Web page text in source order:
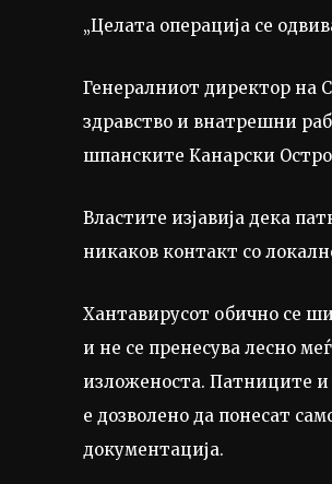
„Целата операција се
Генералниот директор на
здравство и внатрешни
шпанските Канарски
Властите изјавија дека
никаков контакт со
Хантавирусот обично се
и не се пренесува лесно
изложеноста. Патниците и
е дозволено да понесат
документација.